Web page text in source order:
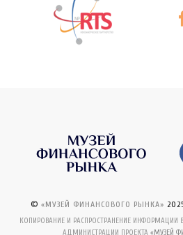
© «МУЗЕЙ ФИНАНСОВОГО РЫНКА»
КОПИРОВАНИЕ И РАСПРОСТРАНЕНИЕ
АДМИНИСТРАЦИИ ПРОЕКТА «МУЗЕЙ